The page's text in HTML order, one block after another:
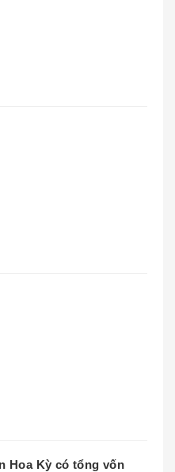
Hoa Kỳ có tổng vốn